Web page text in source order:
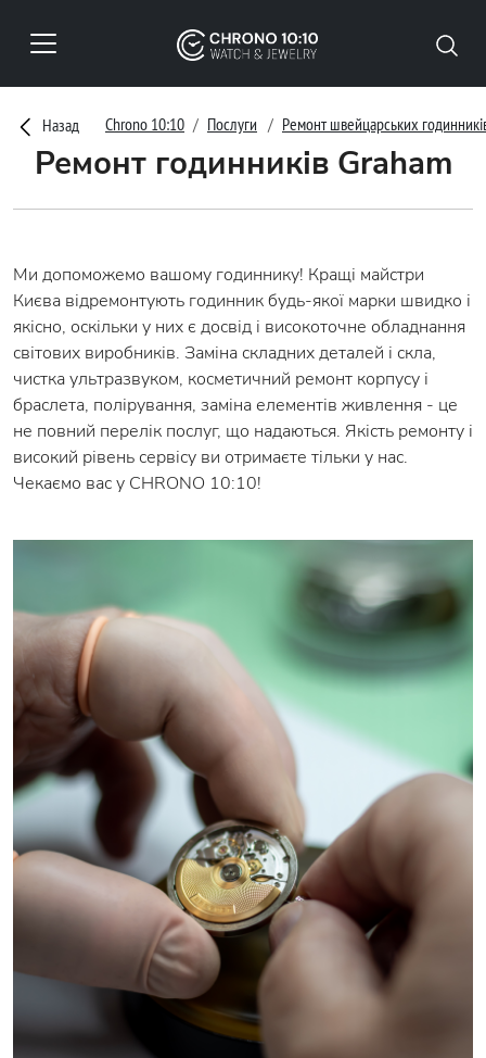
Назад Chrono 10:10 Послуги Ремонт швейцарських
Ремонт годинників Graham
Ми допоможемо вашому годиннику! Кращі майстри
Києва відремонтують годинник будь-якої марки швидко і
якісно, оскільки у них є досвід і високоточне обладнання
світових виробників. Заміна складних деталей і скла,
чистка ультразвуком, косметичний ремонт корпусу і
браслета, полірування, заміна елементів живлення - це
не повний перелік послуг, що надаються. Якість ремонту і
високий рівень сервісу ви отримаєте тільки у нас.
Чекаємо вас у CHRONO 10:10!